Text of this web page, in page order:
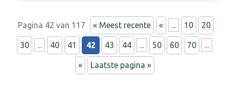
Pagina 42 van 117 « Meest recente « ... 10 20
30 ... 40 41 42 43 44 ... 50 60 70 ...
» Laatste pagina »